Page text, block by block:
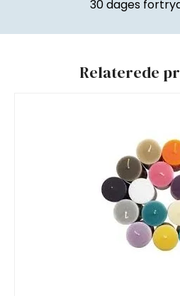
30 dages
Relaterede